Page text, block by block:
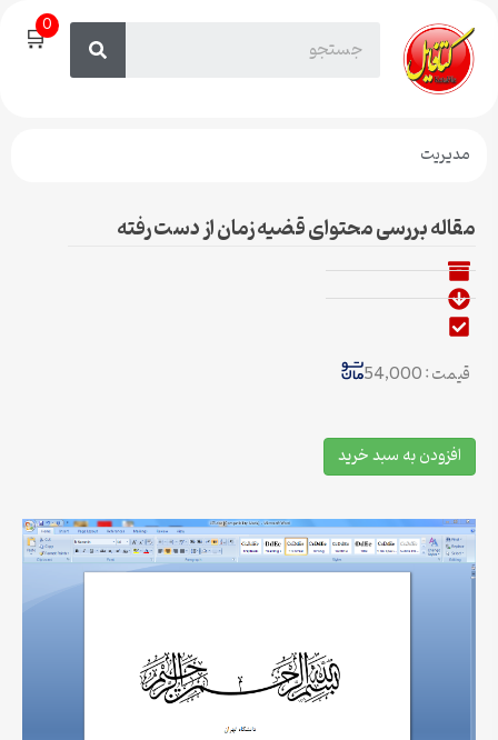
🛒0
مدیریت
مقاله بررسی محتوای قضیه زمان از دست رفته
قیمت : 54,000
افزودن به سبد خرید